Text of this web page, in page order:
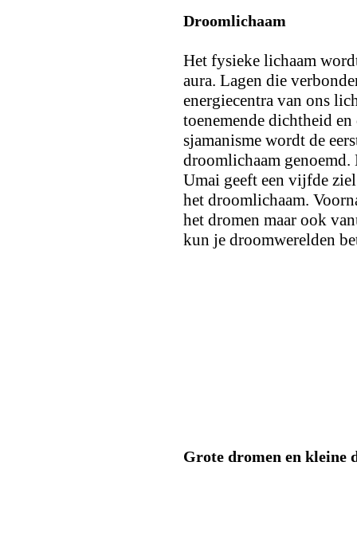
Droomlichaam
Het fysieke lichaam
aura. Lagen die
energiecentra van ons
toenemende dichtheid
sjamanisme wordt de
droomlichaam
Umai geeft een vijfde
het droomlichaam.
het dromen maar ook
kun je droomwerelden
Grote dromen en kleine